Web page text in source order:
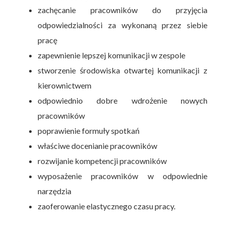
zachęcanie pracowników do przyjęcia
odpowiedzialności za wykonaną przez siebie
pracę
zapewnienie lepszej komunikacji w zespole
stworzenie środowiska otwartej komunikacji z
kierownictwem
odpowiednio dobre wdrożenie nowych
pracowników
poprawienie formuły spotkań
właściwe docenianie pracowników
rozwijanie kompetencji pracowników
wyposażenie pracowników w odpowiednie
narzędzia
zaoferowanie elastycznego czasu pracy.